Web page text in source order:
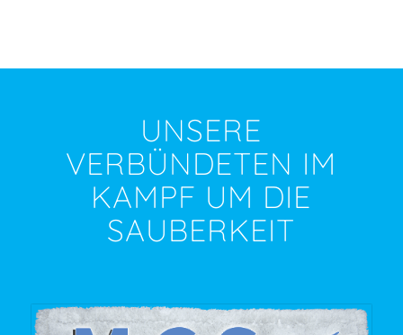
UNSERE
VERBÜNDETEN IM
KAMPF UM DIE
SAUBERKEIT